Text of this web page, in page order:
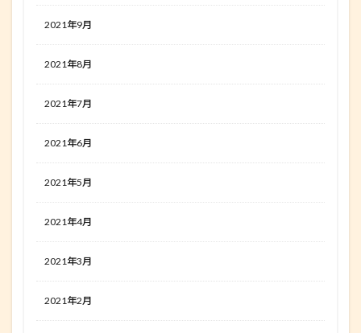
2021年9月
2021年8月
2021年7月
2021年6月
2021年5月
2021年4月
2021年3月
2021年2月